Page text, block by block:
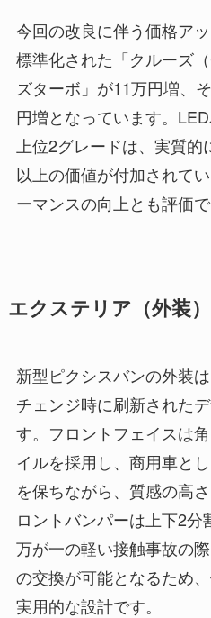
今回の改良に伴う価格ア
標準化された「クルーズ
ズターボ」が11万円増、
円増となっています。
上位2グレードは、実質
以上の価値が付加されて
ーマンスの向上とも評価で
エクステリア（外装
新型ピクシスバンの外装
チェンジ時に刷新された
す。フロントフェイスは
イルを採用し、商用車と
を保ちながら、質感の高
ロントバンパーは上下2分
万が一の軽い接触事故の
の交換が可能となるため
実用的な設計です。